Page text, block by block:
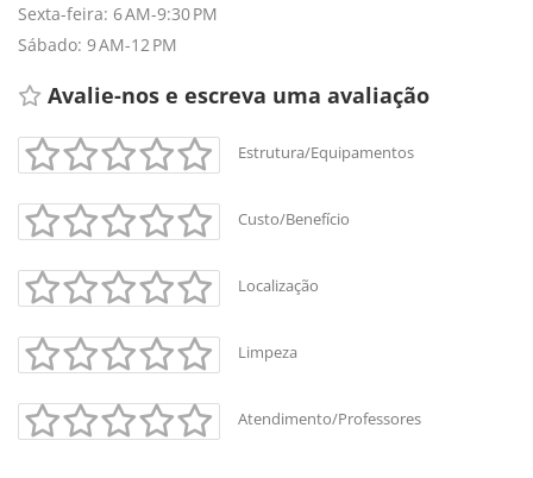
Sexta-feira: 6 AM-9:30 PM
Sábado: 9 AM-12 PM
Avalie-nos e escreva uma avaliação
Estrutura/Equipamentos
Custo/Benefício
Localização
Limpeza
Atendimento/Professores